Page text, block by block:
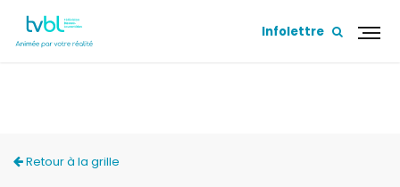
Infolettre
Retour à la grille